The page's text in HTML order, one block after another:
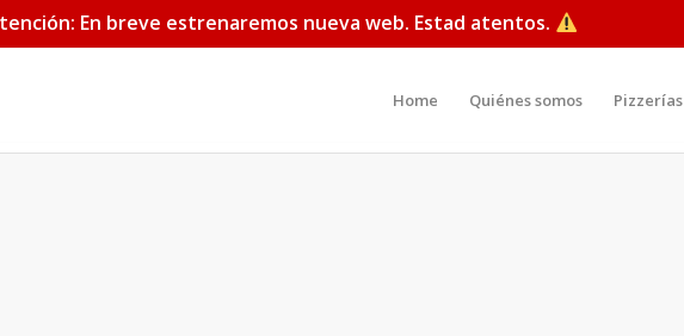
En breve estrenaremos nueva web. Estad atentos.
Home Quiénes somos Pizzerías